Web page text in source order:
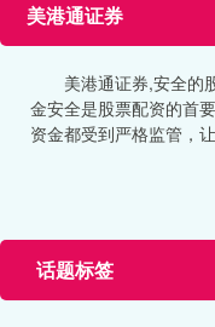
美港通证券
美港通证券,安全的
金安全是股票配资的首
资金都受到严格监管，
话题标签